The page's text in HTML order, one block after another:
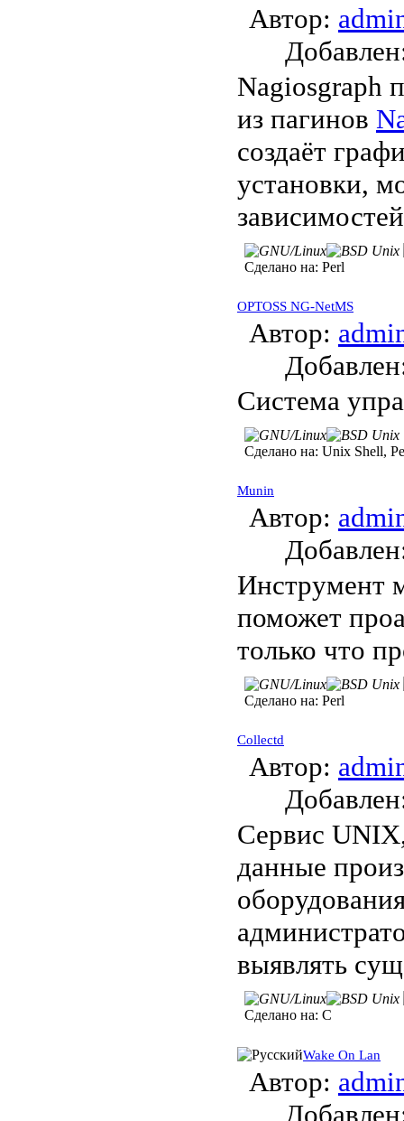
Автор:
Nagiosgraph
из пагинов
создаёт
установки,
Сделано на: Perl
OPTOSS NG-NetMS
Автор:
Система
Сделано на: Unix Shell,
Munin
Автор:
Инструмент
поможет
только что
Сделано на: Perl
Collectd
Автор:
Сервис
данные
выявлять
Сделано на: C
Wake On Lan
Автор: